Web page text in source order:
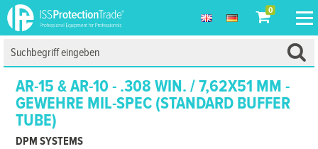
0
AR-15 & AR-10 - .308 WIN. / 7,62X51 MM -
GEWEHRE MIL-SPEC (STANDARD BUFFER
TUBE)
DPM SYSTEMS